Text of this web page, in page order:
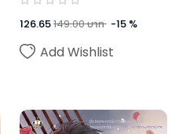
126.65149.00บาท -15 %
Add Wishlist